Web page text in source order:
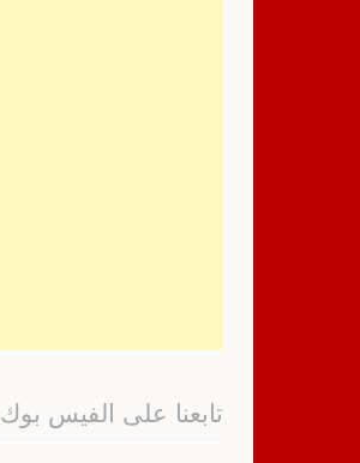
تابعنا على الفيس بوك